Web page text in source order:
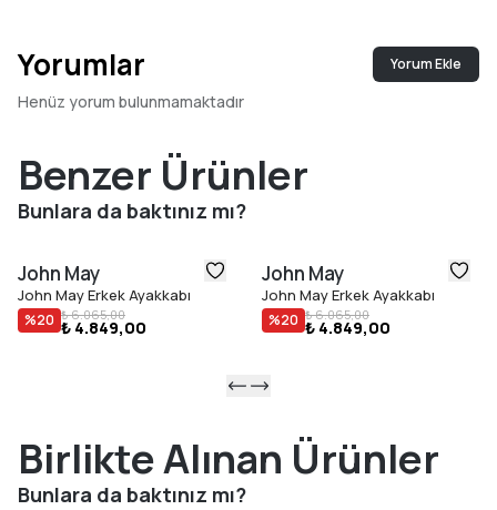
Yorumlar Yorum Ekle
Henüz yorum bulunmamaktadır
Benzer Ürünler
Bunlara da baktınız mı?
John May
John May Erkek Ayakkabı
%20 ₺ 6.065,00
₺ 4.849,00
John May
John May Erkek Ayakkabı
%20 ₺ 6.065,00
₺ 4.849,00
Birlikte Alınan Ürünler
Bunlara da baktınız mı?